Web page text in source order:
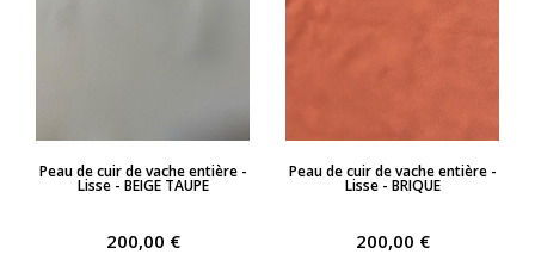
APERÇU RAPIDE
Peau de cuir de vache entière -
Lisse - BEIGE TAUPE
200,00 €
APERÇU RAPIDE
Peau de cuir de vache entière -
Lisse - BRIQUE
200,00 €